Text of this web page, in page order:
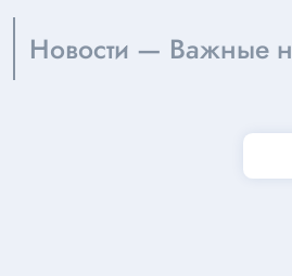
Новости — Важные